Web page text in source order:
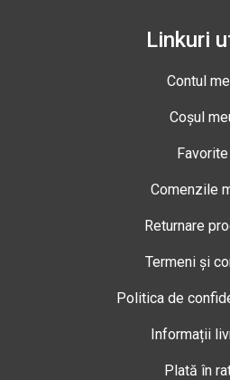
Linkuri
Contul
Coșul
Favorite
Comenzile
Returnare
Termeni și
Politica de
Informații
Plată în